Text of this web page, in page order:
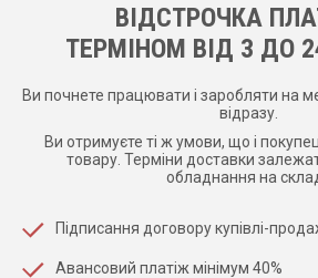
ВІДСТРОЧКА
ТЕРМІНОМ ВІД 3 ДО
Ви почнете працювати і заробляти на
відразу.
Ви отримуєте ті ж умови, що і
товару. Терміни доставки
обладнання на
Підписання договору купівлі-
Авансовий платіж мінімум 40%